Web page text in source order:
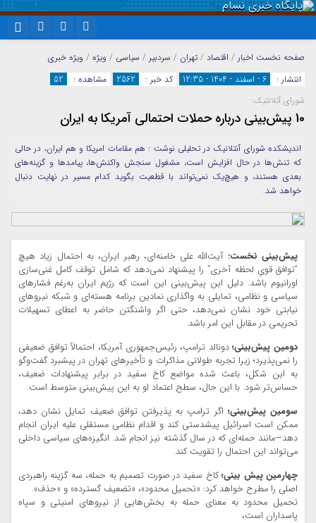
اینستاگرام
تلگرام
سروش
ایتا
آپارات
واتساپ
نام کاربری یا نشانی ایمیل
رمز عبور
مرا به خاطر بسپار
صفحه نخست اخبار / اقتصاد / تهران / سردبیر / سیاسی / ویژه / ویژه خبری
انتشار :
6 - اسفند - 1404 - 12:35 کد خبر : 2562 مشاهده :
52
شورای آتلانتیک:
10 پیش‌بینی درباره حملات احتمالی آمریکا به ایران
اندیشکده شورای آنتلانیک در تحلیلی نوشت : هم مقامات امریکا و هم ایران، در حالی
که تنش‌ها در حال افزایش است، مشغول سنجش واکنش‌ها، پیامدها و گزینه‌های
بعدی هستند، و هیچ‌یک نمی‌تواند با قطعیت بگوید کدام مسیر در نهایت دنبال
خواهد شد.
پیش‌بینی نخست: آیت‌الله علی خامنه‌ای، رهبر ایران، به احتمال زیاد هیچ
“توافق قویِ لحظه آخری” را پیشنهاد نمی‌دهد که شامل توقف کامل غنی‌سازی
اورانیوم باشد. دلیل این پیش‌بینی این است که رژیم ایران به‌رغم فشارهای
سیاسی و نظامی، تمایلی به واگذاری نمادین برنامه هسته‌ای و شبکه نیروهای
نیابتی خود نشان نمی‌دهد، حتی اگر واشنگتن حاضر به اعطای تسهیلات
تحریمی در مقابل این امر باشد.
دومین پیش‌بینی؛دونالد ترامپ، رئیس‌جمهوری آمریکا، احتمالاً توافق ضعیفی
را نمی‌پذیرد؛ زیرا تجربه طولانی مذاکرات و تأخیرهای تهران در پیشبرد گفت‌وگو
به این شکل، باعث شده مواضع کاخ سفید در برابر پیشنهادات ضعیف‌،
حساس‌تر شود. با این حال، سطح اعتماد او به این پیش‌بینی متوسط است.
سومین پیش‌بینی؛ اگر ترامپ به پذیرفتن توافق ضعیف تمایل نشان دهد،
ممکن است اسرائیل پیشدستی کند و اقدام نظامی مستقلی علیه ایران انجام
دهد—مانند حمله‌ای که در سال گذشته نیز انجام شد. انگیزه‌های سیاسی داخلی
می‌تواند این احتمال را تقویت کند.
چهارمین پیش بینی؛کاخ سفید در صورت تصمیم به حمله، سه گزینه راهبردی
اصلی را مطرح خواهد کرد: «تحمیل محدود»، «تضعیف گسترده» و «حذف».
تحمیل محدود به معنای حمله به بخش‌هایی از نیروهای امنیتی و سپاه
پاسداران است،